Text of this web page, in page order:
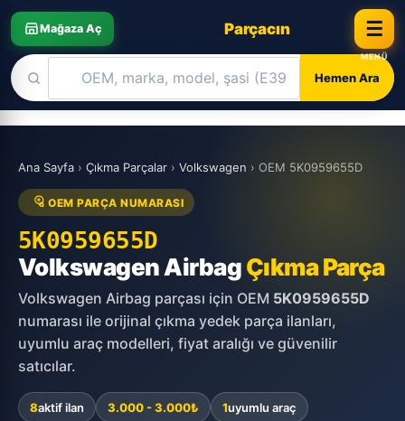
Mağaza Aç Parçacın
Hemen Ara
☰
Skip
content
Ana Sayfa › Çıkma Parçalar › Volkswagen › OEM 5K0959655D
OEM PARÇA NUMARASI
5K0959655D
Volkswagen AirbagÇıkma Parça
Volkswagen Airbag parçası için OEM 5K0959655D
numarası ile orijinal çıkma yedek parça ilanları,
uyumlu araç modelleri, fiyat aralığı ve güvenilir
satıcılar.
8aktif ilan 3.000 - 3.000₺ 1uyumlu araç